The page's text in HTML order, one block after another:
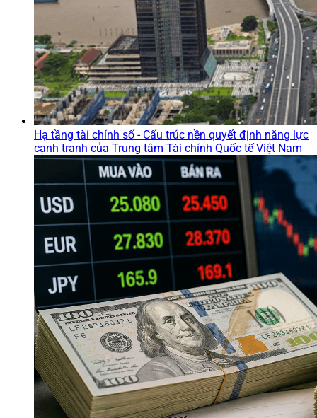
Hạ tầng tài chính số - Cấu trúc nền quyết định năng lực
cạnh tranh của Trung tâm Tài chính Quốc tế Việt Nam